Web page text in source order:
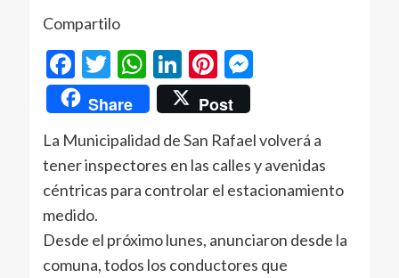
Compartilo
Facebook
Twitter
WhatsApp
LinkedIn
Pinterest
Messenger
Share Post
La Municipalidad de San Rafael volverá a
tener inspectores en las calles y avenidas
céntricas para controlar el estacionamiento
medido.
Desde el próximo lunes, anunciaron desde la
comuna, todos los conductores que